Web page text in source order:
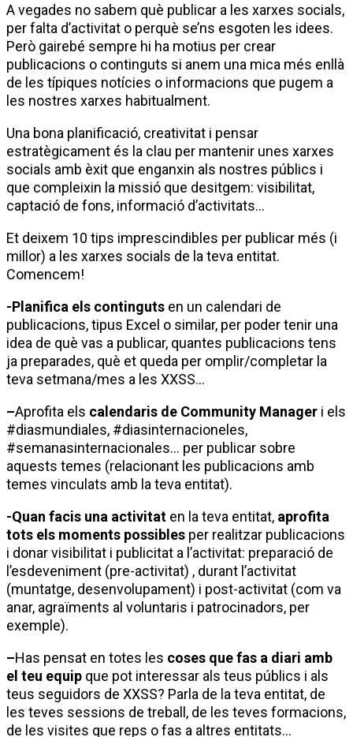
A vegades no sabem què publicar a les xarxes socials,
per falta d’activitat o perquè se’ns esgoten les idees.
Però gairebé sempre hi ha motius per crear
publicacions o continguts si anem una mica més enllà
de les típiques notícies o informacions que pugem a
les nostres xarxes habitualment.
Una bona planificació, creativitat i pensar
estratègicament és la clau per mantenir unes xarxes
socials amb èxit que enganxin als nostres públics i
que compleixin la missió que desitgem: visibilitat,
captació de fons, informació d’activitats…
Et deixem 10 tips imprescindibles per publicar més (i
millor) a les xarxes socials de la teva entitat.
Comencem!
-Planifica els continguts en un calendari de
publicacions, tipus Excel o similar, per poder tenir una
idea de què vas a publicar, quantes publicacions tens
ja preparades, què et queda per omplir/completar la
teva setmana/mes a les XXSS…
–Aprofita els calendaris de Community Manager i els
#diasmundiales, #diasinternacioneles,
#semanasinternacionales… per publicar sobre
aquests temes (relacionant les publicacions amb
temes vinculats amb la teva entitat).
-Quan facis una activitat en la teva entitat, aprofita
tots els moments possibles per realitzar publicacions
i donar visibilitat i publicitat a l’activitat: preparació de
l’esdeveniment (pre-activitat) , durant l’activitat
(muntatge, desenvolupament) i post-activitat (com va
anar, agraïments al voluntaris i patrocinadors, per
exemple).
–Has pensat en totes les coses que fas a diari amb
el teu equip que pot interessar als teus públics i als
teus seguidors de XXSS? Parla de la teva entitat, de
les teves sessions de treball, de les teves formacions,
de les visites que reps o fas a altres entitats…